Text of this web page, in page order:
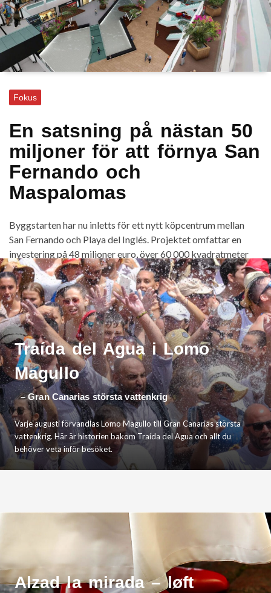
Fokus
En satsning på nästan 50
miljoner för att förnya San
Fernando och
Maspalomas
Byggstarten har nu inletts för ett nytt köpcentrum mellan
San Fernando och Playa del Inglés. Projektet omfattar en
investering på 48 miljoner euro, över 60 000 kvadratmeter
och omkring 520 nya arbetstillfällen.
Traída del Agua i Lomo
Magullo
– Gran Canarias största vattenkrig
Varje augusti förvandlas Lomo Magullo till Gran Canarias största
vattenkrig. Här är historien bakom Traída del Agua och allt du
behöver veta inför besöket.
Alzad la mirada – løft